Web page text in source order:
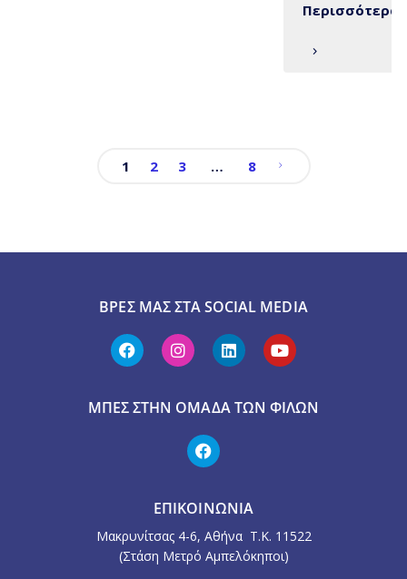
Περισσότερα
1 2 3 … 8
ΒΡΕΣ ΜΑΣ ΣΤΑ SOCIAL MEDIA
ΜΠΕΣ ΣΤΗΝ ΟΜΆΔΑ ΤΩΝ ΦΊΛΩΝ
ΕΠΙΚΟΙΝΩΝΙΑ
Μακρυνίτσας 4-6, Αθήνα Τ.Κ. 11522
(Στάση Μετρό Αμπελόκηποι)